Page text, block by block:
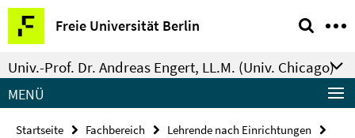
Springe
direkt
zu
Inhalt
Freie Universität Berlin
Service-
Navigation
Univ.-Prof. Dr. Andreas Engert, LL.M. (Univ. Chicago)
MENÜ
Startseite Fachbereich
Lehrende nach Einrichtungen